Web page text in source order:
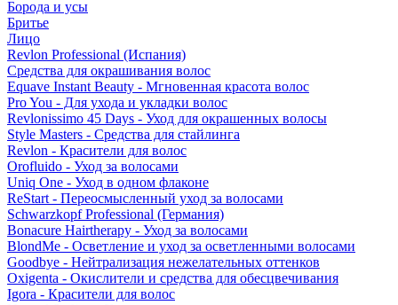
Борода и усы
Бритье
Лицо
Revlon Professional (Испания)
Средства для окрашивания волос
Equave Instant Beauty - Мгновенная красота волос
Pro You - Для ухода и укладки волос
Revlonissimo 45 Days - Уход для окрашенных волосы
Style Masters - Средства для стайлинга
Revlon - Красители для волос
Orofluido - Уход за волосами
Uniq One - Уход в одном флаконе
ReStart - Переосмысленный уход за волосами
Schwarzkopf Professional (Германия)
Bonacure Hairtherapy - Уход за волосами
BlondMe - Осветление и уход за осветленными волосами
Goodbye - Нейтрализация нежелательных оттенков
Oxigenta - Окислители и средства для обесцвечивания
Igora - Красители для волос